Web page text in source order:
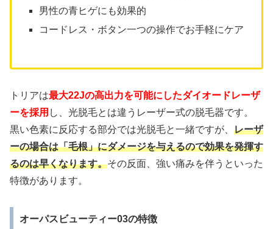
男性の青ヒゲにも効果的
コードレス・ボタン一つの操作でお手軽にケア
トリアは最大22Jの高出力を可能にしたダイオードレーザ
ーを採用 し、光脱毛とは違うレーザー式の脱毛器です。
黒い色素に反応する部分では光脱毛と一緒ですが、 レーザ
ーの場合は「毛根」にダメージを与えるので効果を発揮す
るのは早くなります。その反面、強い痛みを伴うといった
特徴があります。
オーパスビューティー03の特徴